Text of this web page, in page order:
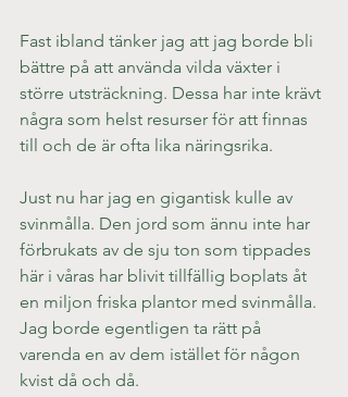
Fast ibland tänker jag att jag borde bli
bättre på att använda vilda växter i
större utsträckning. Dessa har inte krävt
några som helst resurser för att finnas
till och de är ofta lika näringsrika.
Just nu har jag en gigantisk kulle av
svinmålla. Den jord som ännu inte har
förbrukats av de sju ton som tippades
här i våras har blivit tillfällig boplats åt
en miljon friska plantor med svinmålla.
Jag borde egentligen ta rätt på
varenda en av dem istället för någon
kvist då och då.